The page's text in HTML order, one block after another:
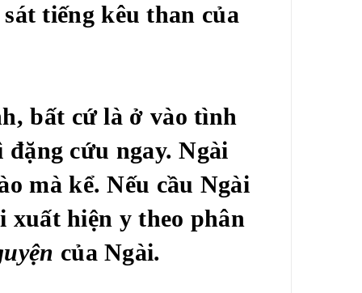
tiếng kêu than của
bất cứ là ở vào tình
cứu ngay. Ngài
mà kể. Nếu cầu Ngài
xuất hiện y theo phân
của Ngài.